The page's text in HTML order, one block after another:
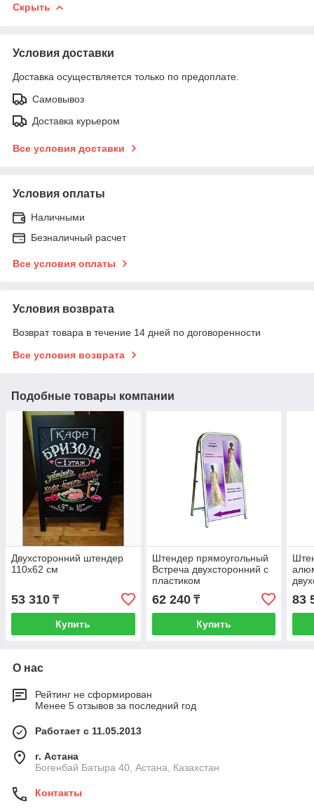
Скрыть
Условия доставки
Доставка осуществляется только по предоплате.
Самовывоз
Доставка курьером
Все условия доставки
Условия оплаты
Наличными
Безналичный расчет
Все условия оплаты
Условия возврата
Возврат товара в течение 14 дней по договоренности
Все условия возврата
Подобные товары компании
Двухсторонний штендер
110x62 см
53 310 ₸
Купить
Штендер прямоугольный
Встреча двухсторонний с
пластиком
62 240₸
Купить
83
О нас
Рейтинг не сформирован
Менее 5 отзывов за последний год
Работает с 11.05.2013
г. Астана
Богенбай Батыра 40, Астана, Казахстан
Контакты